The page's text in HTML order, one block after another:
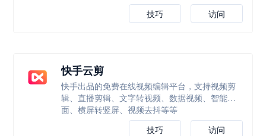
访问
技巧
快手云剪
快手出品的免费在线视频编辑平台，支持视频剪
辑、直播剪辑、文字转视频、数据视频、智能封
面、横屏转竖屏、视频去抖等等
访问
技巧